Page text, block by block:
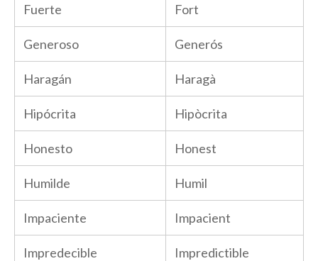
Fuerte Fort
Generoso Generós
Haragán Haragà
Hipócrita Hipòcrita
Honesto Honest
Humilde Humil
Impaciente Impacient
Impredecible Impredictible